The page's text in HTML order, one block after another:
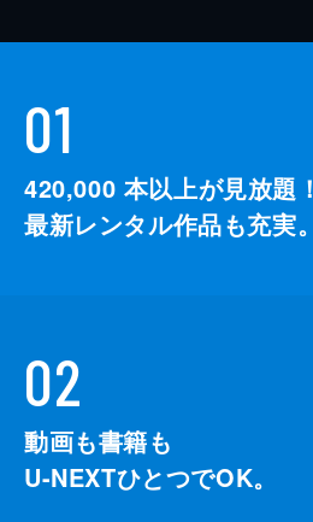
01
420,000 本以上が見放題！
最新レンタル作品も充実。
02
動画も書籍も
U-NEXTひとつでOK。